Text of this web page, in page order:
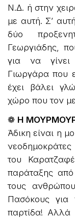
Ν.Δ. ή στην
με αυτή. Σ’
δύο
Γεωργιάδης,
για να γίνει
Γιωργάρα που
έχει βάλει
χώρο που τον
❁ Η
Άδικη είναι η
του
παράταξης
τους
Πασόκους για
παρτίδα! Αλλά